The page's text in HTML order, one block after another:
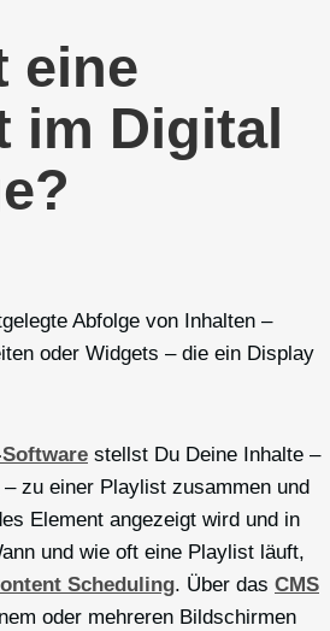
eine
im Digital
Abfolge von Inhalten –
oder Widgets – die ein Display
stellst Du Deine Inhalte –
– zu einer Playlist zusammen und
Element angezeigt wird und in
und wie oft eine Playlist läuft,
Scheduling. Über das CMS
oder mehreren Bildschirmen